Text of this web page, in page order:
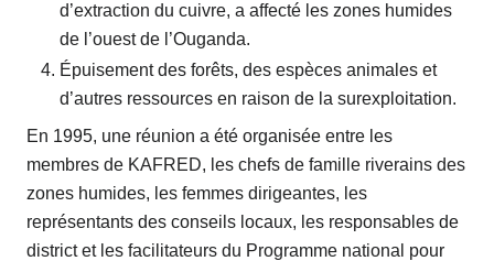
d’extraction du cuivre, a affecté les zones humides
de l’ouest de l’Ouganda.
Épuisement des forêts, des espèces animales et
d’autres ressources en raison de la surexploitation.
En 1995, une réunion a été organisée entre les
membres de KAFRED, les chefs de famille riverains des
zones humides, les femmes dirigeantes, les
représentants des conseils locaux, les responsables de
district et les facilitateurs du Programme national pour